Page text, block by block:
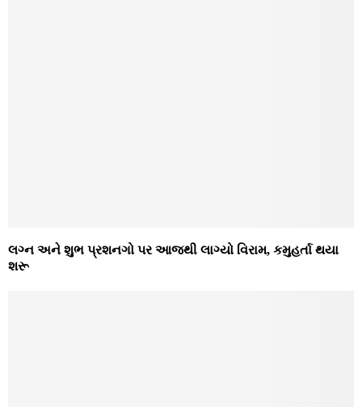
લગ્ન અને શુભ પ્રશનગો પર આજથી લાગ્યો વિરામ, કમુહર્તા થયા
શરૂ